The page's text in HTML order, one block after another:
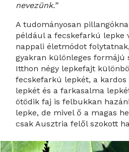
nevezünk.”
A tudományosan
például a fecskefarkú lepke
nappali életmódot
gyakran különleges formájú
Itthon négy lepkefajt
fecskefarkú lepkét, a kardos
lepkét és a farkasalma
ötödik faj is felbukkan
lepke, de mivel ő a magas
csak Ausztria felől szokott